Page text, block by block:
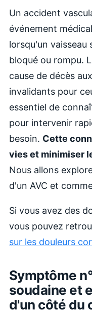
Un accident
événement
lorsqu'un vaisseau
bloqué ou rompu.
cause de décès
invalidants pour
essentiel de
pour intervenir
besoin. Cette
vies et minimiser
Nous allons
d'un AVC et
Si vous avez des
vous pouvez
sur les douleurs
Symptôme
soudaine et
d'un côté du